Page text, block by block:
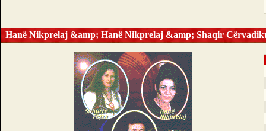
Hanë Nikprelaj &amp; Hanë Nikprelaj &amp; Shaqir